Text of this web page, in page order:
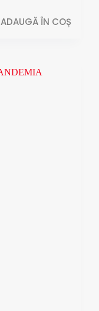
ADAUGĂ ÎN COȘ